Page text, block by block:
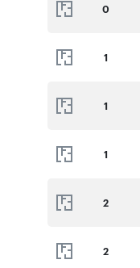
0
1
1
1
2
2